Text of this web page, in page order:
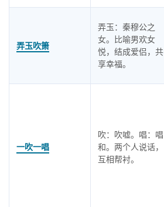
弄玉吹箫
弄玉：秦穆公之
女。比喻男欢女
悦，结成爱侣，共
享幸福。
一吹一唱
吹：吹嘘。唱：唱
和。两个人说话，
互相帮衬。